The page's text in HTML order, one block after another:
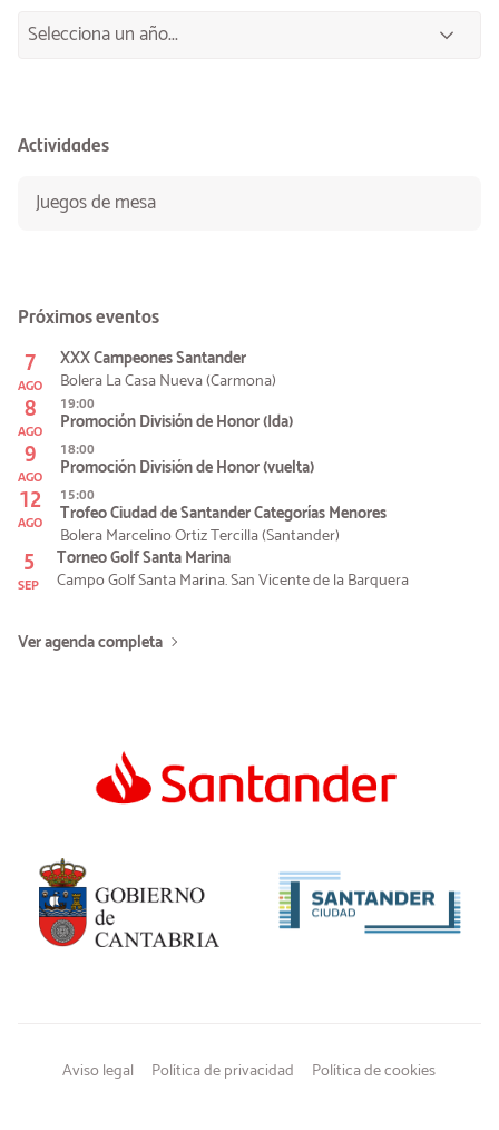
Actividades
Juegos de mesa
Próximos eventos
7
AGO
XXX Campeones Santander
Bolera La Casa Nueva (Carmona)
8
AGO
19:00
Promoción División de Honor (Ida)
9
AGO
18:00
Promoción División de Honor (vuelta)
12
AGO
15:00
Trofeo Ciudad de Santander Categorías Menores
Bolera Marcelino Ortiz Tercilla (Santander)
5
SEP
Torneo Golf Santa Marina
Campo Golf Santa Marina. San Vicente de la Barquera
Ver agenda completa
Aviso legal Política de privacidad Política de cookies